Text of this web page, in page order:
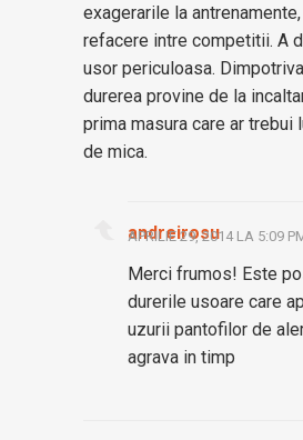
exagerarile la
refacere intre competitii. A
usor periculoasa.
durerea provine de la
prima masura care ar trebui
de mica.
andreirosu
APRILIE 29, 2014 LA 5:09
Merci frumos! Este
durerile usoare care
uzurii pantofilor de
agrava in timp